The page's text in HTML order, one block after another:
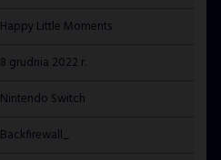
Happy Little Moments
8 grudnia 2022 r.
Nintendo Switch
Backfirewall_